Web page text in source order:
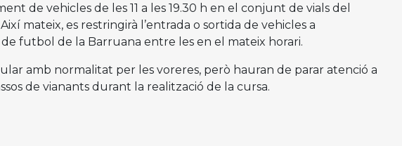
de vehicles de les 11 a les 19.30 h en el conjunt de vials del
mateix, es restringirà l’entrada o sortida de vehicles a
de futbol de la Barruana entre les en el mateix horari.
amb normalitat per les voreres, però hauran de parar atenció a
de vianants durant la realització de la cursa.